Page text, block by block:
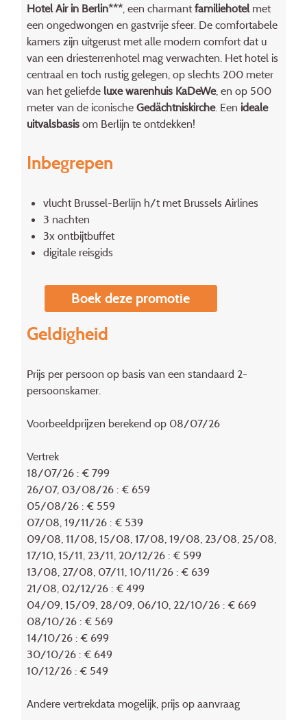
Hotel Air in Berlin***, een charmantfamiliehotel met
een ongedwongen en gastvrije sfeer. De comfortabele
kamers zijn uitgerust met alle modern comfort dat u
van een driesterrenhotel mag verwachten. Het hotel is
centraal en toch rustig gelegen, op slechts 200 meter
van het geliefde luxe warenhuis KaDeWe, en op 500
meter van de iconische Gedächtniskirche. Een ideale
uitvalsbasis om Berlijn te ontdekken!
Inbegrepen
vlucht Brussel-Berlijn h/t met Brussels Airlines
3 nachten
3x ontbijtbuffet
digitale reisgids
Boek deze promotie
Geldigheid
Prijs per persoon op basis van een standaard 2-
persoonskamer.
Voorbeeldprijzen berekend op 08/07/26
Vertrek
18/07/26 : € 799
26/07, 03/08/26 : € 659
05/08/26 : € 559
07/08, 19/11/26 : € 539
09/08, 11/08, 15/08, 17/08, 19/08, 23/08, 25/08,
17/10, 15/11, 23/11, 20/12/26 : € 599
13/08, 27/08, 07/11, 10/11/26 : € 639
21/08, 02/12/26 : € 499
04/09, 15/09, 28/09, 06/10, 22/10/26 : € 669
08/10/26 : € 569
14/10/26 : € 699
30/10/26 : € 649
10/12/26 : € 549
Andere vertrekdata mogelijk, prijs op aanvraag